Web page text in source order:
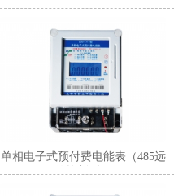
表 ）
单相电子式预付费电能表（485远
传控制型）